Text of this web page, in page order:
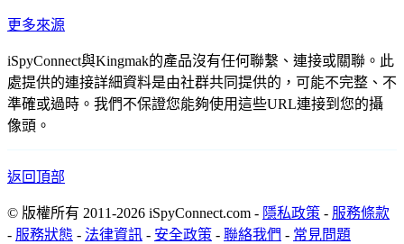
更多來源
iSpyConnect與Kingmak的產品沒有任何聯繫、連接或關聯。此
處提供的連接詳細資料是由社群共同提供的，可能不完整、不
準確或過時。我們不保證您能夠使用這些URL連接到您的攝
像頭。
返回頂部
© 版權所有 2011-2026 iSpyConnect.com - 隱私政策 - 服務條款
- 服務狀態 - 法律資訊 - 安全政策 - 聯絡我們 - 常見問題